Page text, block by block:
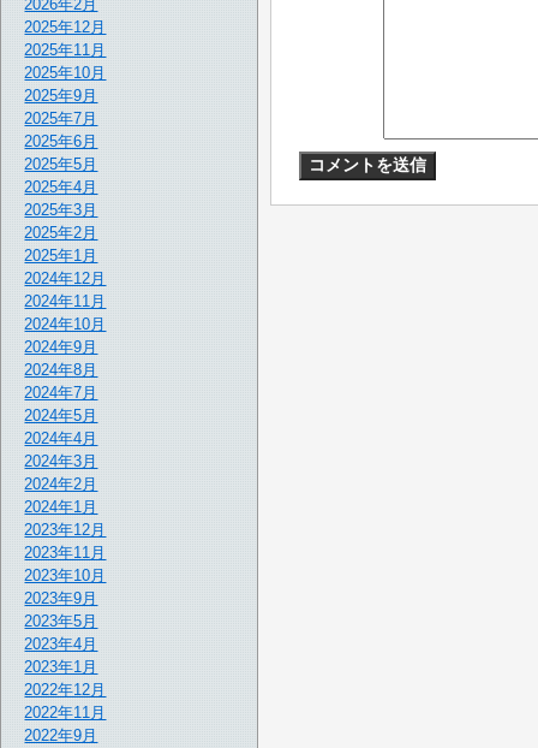
2026年2月
2025年12月
2025年11月
2025年10月
2025年9月
2025年7月
2025年6月
2025年5月
2025年4月
2025年3月
2025年2月
2025年1月
2024年12月
2024年11月
2024年10月
2024年9月
2024年8月
2024年7月
2024年5月
2024年4月
2024年3月
2024年2月
2024年1月
2023年12月
2023年11月
2023年10月
2023年9月
2023年5月
2023年4月
2023年1月
2022年12月
2022年11月
2022年9月